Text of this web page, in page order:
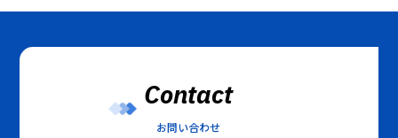
Contact
お問い合わせ